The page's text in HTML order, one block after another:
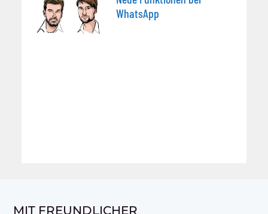
WhatsApp
MIT FREUNDLICHER